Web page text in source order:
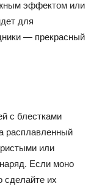
эффектом или
для
— прекрасный
с блестками
расплавленный
или
Если моно
сделайте их